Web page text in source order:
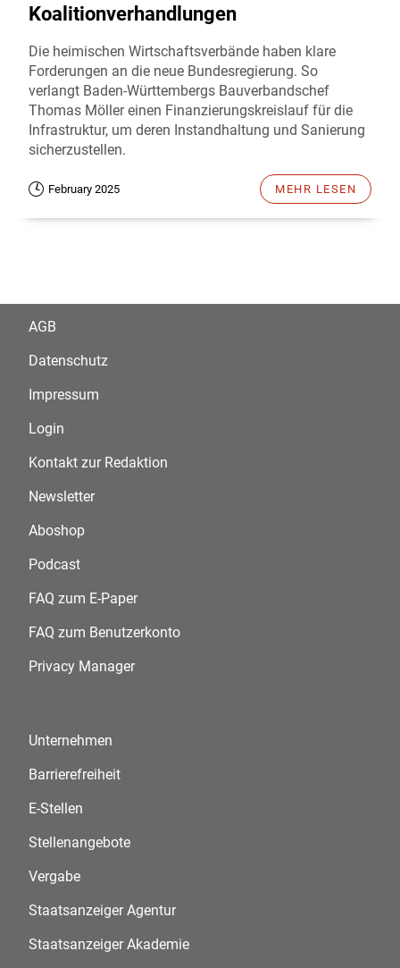
Koalitionverhandlungen
Die heimischen Wirtschaftsverbände haben klare
Forderungen an die neue Bundesregierung. So
verlangt Baden-Württembergs Bauverbandschef
Thomas Möller einen Finanzierungskreislauf für die
Infrastruktur, um deren Instandhaltung und Sanierung
sicherzustellen.
February 2025 MEHR LESEN
AGB
Datenschutz
Impressum
Login
Kontakt zur Redaktion
Newsletter
Aboshop
Podcast
FAQ zum E-Paper
FAQ zum Benutzerkonto
Privacy Manager
Unternehmen
Barrierefreiheit
E-Stellen
Stellenangebote
Vergabe
Staatsanzeiger Agentur
Staatsanzeiger Akademie